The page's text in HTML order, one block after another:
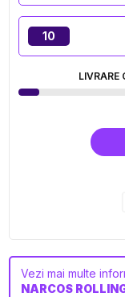
10
LIVRARE
Vezi mai multe
NARCOS